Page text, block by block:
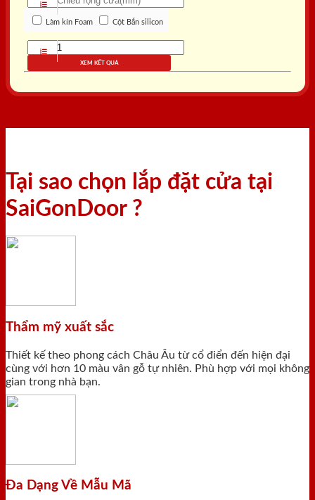
Làm kín Foam Cột Bắn silicon
XEM KẾT QUẢ
Tại sao chọn lắp đặt cửa tại
SaiGonDoor ?
Thẩm mỹ xuất sắc
Thiết kế theo phong cách Châu Âu từ cổ điển đến hiện đại
cùng với hơn 10 màu vân gỗ tự nhiên. Phù hợp với mọi không
gian trong nhà bạn.
Đa Dạng Về Mẫu Mã